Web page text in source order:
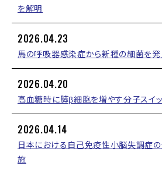
を解明
2026.04.23
馬の呼吸器感染症から新種の細菌を
2026.04.20
高血糖時に膵β細胞を増やす分子スイ
2026.04.14
日本における自己免疫性小脳失調症
施